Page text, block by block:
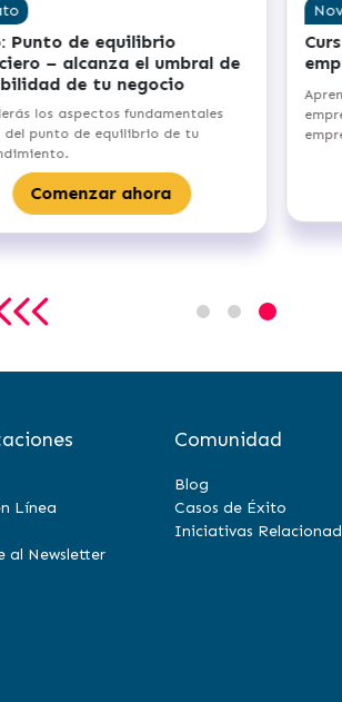
Punto de equilibrio
– alcanza el umbral de
de tu negocio
los aspectos fundamentales
del punto de equilibrio de tu
Comenzar ahora
Línea
al Newsletter
Comunidad
Blog
Casos de Éxito
Iniciativas